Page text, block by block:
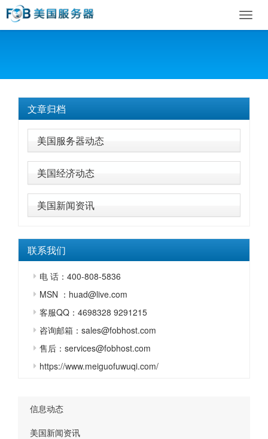
文章归档
美国服务器动态
美国经济动态
美国新闻资讯
联系我们
电 话：400-808-5836
MSN ：huad@live.com
客服QQ：4698328 9291215
咨询邮箱：sales@fobhost.com
售后：services@fobhost.com
https://www.meiguofuwuqi.com/
信息动态
美国新闻资讯